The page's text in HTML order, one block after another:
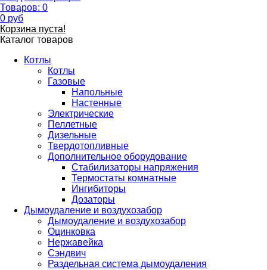
Товаров: 0
0 руб
Корзина пуста!
Каталог товаров
Котлы
Котлы
Газовые
Напольные
Настенные
Электрические
Пеллетные
Дизельные
Твердотопливные
Дополнительное оборудование
Стабилизаторы напряжения
Термостаты комнатные
Ингибиторы
Дозаторы
Дымоудаление и воздухозабор
Дымоудаление и воздухозабор
Оцинковка
Нержавейка
Сэндвич
Раздельная система дымоудаления